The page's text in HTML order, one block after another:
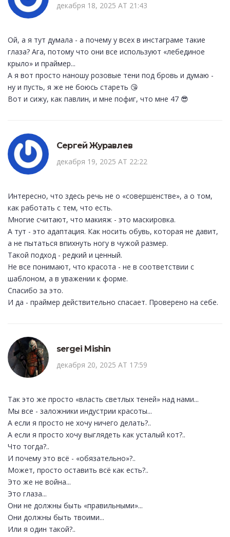
декабря 18, 2025 AT 21:43
Ой, а я тут думала - а почему у всех в инстаграме такие
глаза? Ага, потому что они все используют «лебединое
крыло» и праймер...
А я вот просто наношу розовые тени под бровь и думаю -
ну и пусть, я же не боюсь стареть 😘
Вот и сижу, как павлин, и мне пофиг, что мне 47 😎
Сергей Журавлев
декабря 19, 2025 AT 22:22
Интересно, что здесь речь не о «совершенстве», а о том,
как работать с тем, что есть.
Многие считают, что макияж - это маскировка.
А тут - это адаптация. Как носить обувь, которая не давит,
а не пытаться впихнуть ногу в чужой размер.
Такой подход - редкий и ценный.
Не все понимают, что красота - не в соответствии с
шаблоном, а в уважении к форме.
Спасибо за это.
И да - праймер действительно спасает. Проверено на себе.
sergei Mishin
декабря 20, 2025 AT 17:59
Так это же просто «власть светлых теней» над нами...
Мы все - заложники индустрии красоты...
А если я просто не хочу ничего делать?..
А если я просто хочу выглядеть как усталый кот?..
Что тогда?..
И почему это всё - «обязательно»?..
Может, просто оставить всё как есть?..
Это же не война...
Это глаза...
Они не должны быть «правильными»...
Они должны быть твоими...
Или я один такой?..